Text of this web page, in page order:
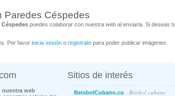
Paredes Céspedes
Céspedes puedes colaborar con nuestra web al enviarla. Si deseas
Por favor inicia sesión o registrate para poder publicar imágenes.
nuestra web
Sitios de interés
BeisbolCubano.cu - Béisbol cubano